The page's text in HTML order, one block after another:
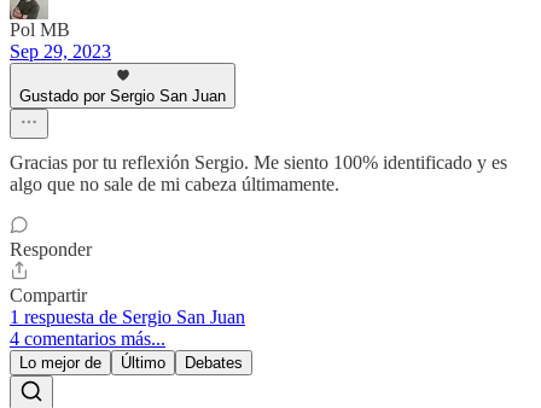
Pol MB
Sep 29, 2023
Gustado por Sergio San Juan
Gracias por tu reflexión Sergio. Me siento 100% identificado y es
algo que no sale de mi cabeza últimamente.
Responder
Compartir
1 respuesta de Sergio San Juan
4 comentarios más...
Lo mejor de Último Debates